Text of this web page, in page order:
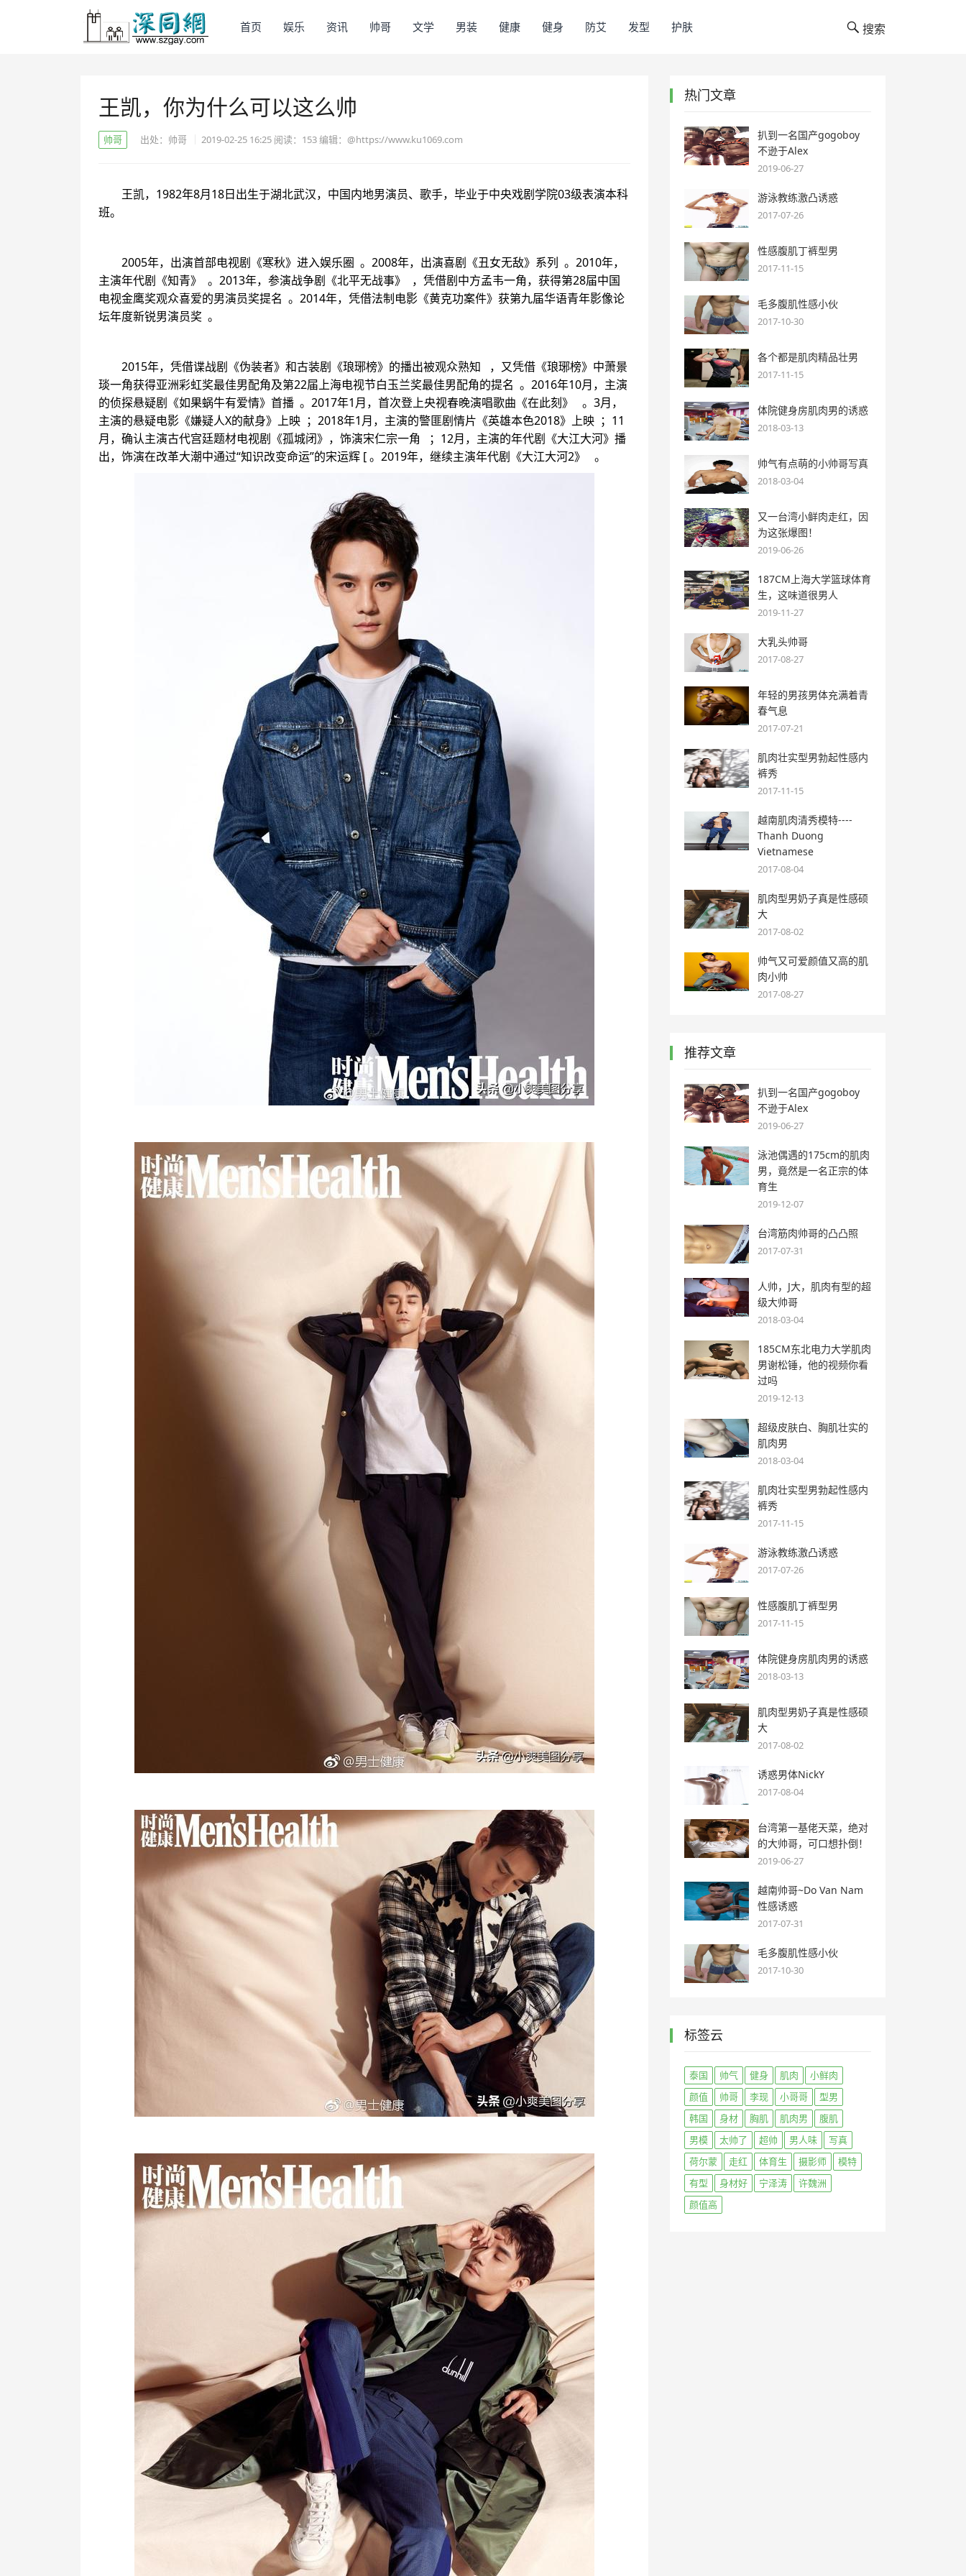
首页 娱乐 资讯 帅哥 文学 男装 健康 健身 防艾 发型 护肤 搜索
王凯，你为什么可以这么帅
帅哥 出处：帅哥 2019-02-25 16:25 阅读： 153编辑： @https://www.ku1069.com
王凯，1982年8月18日出生于湖北武汉，中国内地男演员、歌手，毕业于中央戏剧学院03级表演本科
班。
2005年，出演首部电视剧《寒秋》进入娱乐圈 。2008年，出演喜剧《丑女无敌》系列 。2010年，
主演年代剧《知青》 。2013年，参演战争剧《北平无战事》 ，凭借剧中方孟韦一角，获得第28届中国
电视金鹰奖观众喜爱的男演员奖提名 。2014年，凭借法制电影《黄克功案件》获第九届华语青年影像论
坛年度新锐男演员奖 。
2015年，凭借谍战剧《伪装者》和古装剧《琅琊榜》的播出被观众熟知 ，又凭借《琅琊榜》中萧景
琰一角获得亚洲彩虹奖最佳男配角及第22届上海电视节白玉兰奖最佳男配角的提名 。2016年10月，主演
的侦探悬疑剧《如果蜗牛有爱情》首播 。2017年1月，首次登上央视春晚演唱歌曲《在此刻》 。3月，
主演的悬疑电影《嫌疑人X的献身》上映 ；2018年1月，主演的警匪剧情片《英雄本色2018》上映 ；11
月，确认主演古代宫廷题材电视剧《孤城闭》，饰演宋仁宗一角 ；12月，主演的年代剧《大江大河》播
出，饰演在改革大潮中通过“知识改变命运”的宋运辉 [ 。2019年，继续主演年代剧《大江大河2》 。
热门文章
扒到一名国产gogoboy
不逊于Alex
2019-06-27
游泳教练激凸诱惑
2017-07-26
性感腹肌丁裤型男
2017-11-15
毛多腹肌性感小伙
2017-10-30
各个都是肌肉精品壮男
2017-11-15
体院健身房肌肉男的诱惑
2018-03-13
帅气有点萌的小帅哥写真
2018-03-04
又一台湾小鲜肉走红，因
为这张爆图！
2019-06-26
187CM上海大学篮球体育
生，这味道很男人
2019-11-27
大乳头帅哥
2017-08-27
年轻的男孩男体充满着青
春气息
2017-07-21
肌肉壮实型男勃起性感内
裤秀
2017-11-15
越南肌肉清秀模特----
Thanh Duong
Vietnamese
2017-08-04
肌肉型男奶子真是性感硕
大
2017-08-02
帅气又可爱颜值又高的肌
肉小帅
2017-08-27
推荐文章
扒到一名国产gogoboy
不逊于Alex
2019-06-27
泳池偶遇的175cm的肌肉
男，竟然是一名正宗的体
育生
2019-12-07
台湾筋肉帅哥的凸凸照
2017-07-31
人帅，J大，肌肉有型的超
级大帅哥
2018-03-04
185CM东北电力大学肌肉
男谢松锤，他的视频你看
过吗
2019-12-13
超级皮肤白、胸肌壮实的
肌肉男
2018-03-04
肌肉壮实型男勃起性感内
裤秀
2017-11-15
游泳教练激凸诱惑
2017-07-26
性感腹肌丁裤型男
2017-11-15
体院健身房肌肉男的诱惑
2018-03-13
肌肉型男奶子真是性感硕
大
2017-08-02
诱惑男体NickY
2017-08-04
台湾第一基佬天菜，绝对
的大帅哥，可口想扑倒！
2019-06-27
越南帅哥~Do Van Nam
性感诱惑
2017-07-31
毛多腹肌性感小伙
2017-10-30
标签云
泰国 帅气 健身 肌肉
小鲜肉
颜值
帅哥 李现 小哥哥
型男
韩国
身材 胸肌 肌肉男
腹肌
男模
太帅了 超帅 男人味
写真
荷尔蒙
走红 体育生 摄影师
模特
有型
身材好 宁泽涛
许魏洲
颜值高